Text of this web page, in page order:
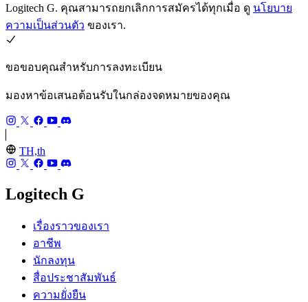
Logitech G. คุณสามารถยกเลิกการสมัครได้ทุกเมื่อ ดู นโยบาย
ความเป็นส่วนตัว ของเรา.
ขอขอบคุณสำหรับการลงทะเบียน
มองหาข้อเสนอต้อนรับในกล่องจดหมายของคุณ
TH,th
Logitech G
เรื่องราวของเรา
อาชีพ
นักลงทุน
สื่อประชาสัมพันธ์
ความยั่งยืน